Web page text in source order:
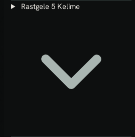
Rastgele 5 Kelime